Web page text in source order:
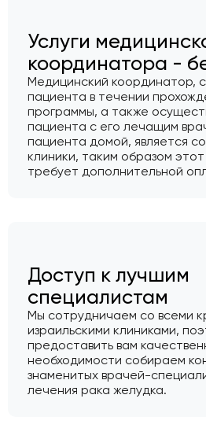
Услуги
координатора -
Медицинский координатор,
пациента в течении
программы, а также
пациента с его лечащим
пациента домой, является
клиники, таким образом
требует дополнительной
Доступ к лучшим
специалистам
Мы сотрудничаем со всеми
израильскими клиниками,
предоставить вам
необходимости собираем
знаменитых врачей-
лечения рака желудка.